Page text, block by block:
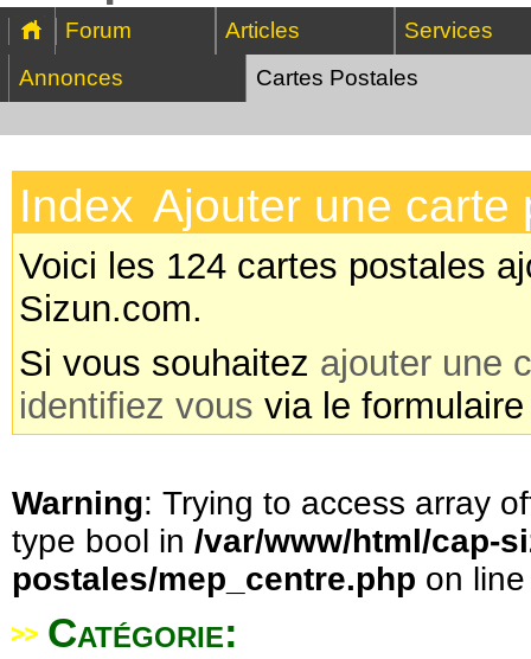
Forum Articles
Services
Annonces
Cartes Postales
Index Ajouter une carte
Voici les 124 cartes postales
Sizun.com.
Si vous souhaitez ajouter une
identifiez vous via le
Warning: Trying to access array
type bool in /var/www/html/cap-
postales/mep_centre.php on
Catégorie: